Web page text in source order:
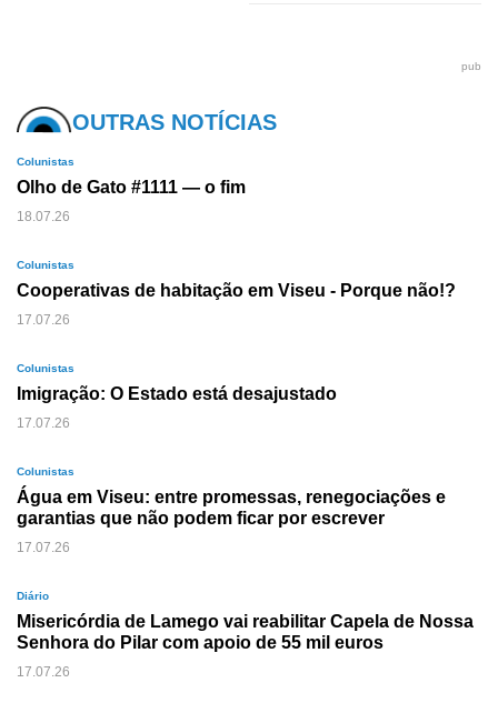
pub
OUTRAS NOTÍCIAS
Colunistas
Olho de Gato #1111 — o fim
18.07.26
Colunistas
Cooperativas de habitação em Viseu - Porque não!?
17.07.26
Colunistas
Imigração: O Estado está desajustado
17.07.26
Colunistas
Água em Viseu: entre promessas, renegociações e
garantias que não podem ficar por escrever
17.07.26
Diário
Misericórdia de Lamego vai reabilitar Capela de Nossa
Senhora do Pilar com apoio de 55 mil euros
17.07.26